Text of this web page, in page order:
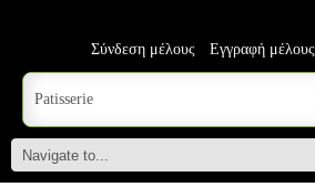
Σύνδεση μέλους Εγγραφή μέλους